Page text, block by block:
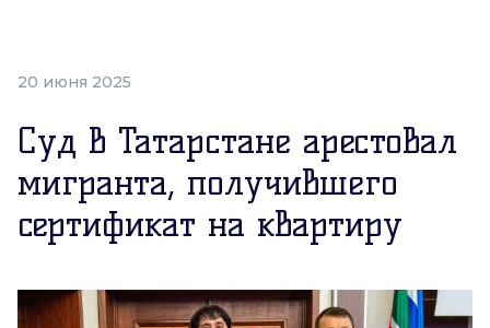
20 июня 2025
Суд в Татарстане арестовал
мигранта, получившего
сертификат на квартиру